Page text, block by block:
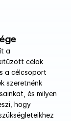
a
célok
a célcsoport
szeretnénk
és milyen
hogy